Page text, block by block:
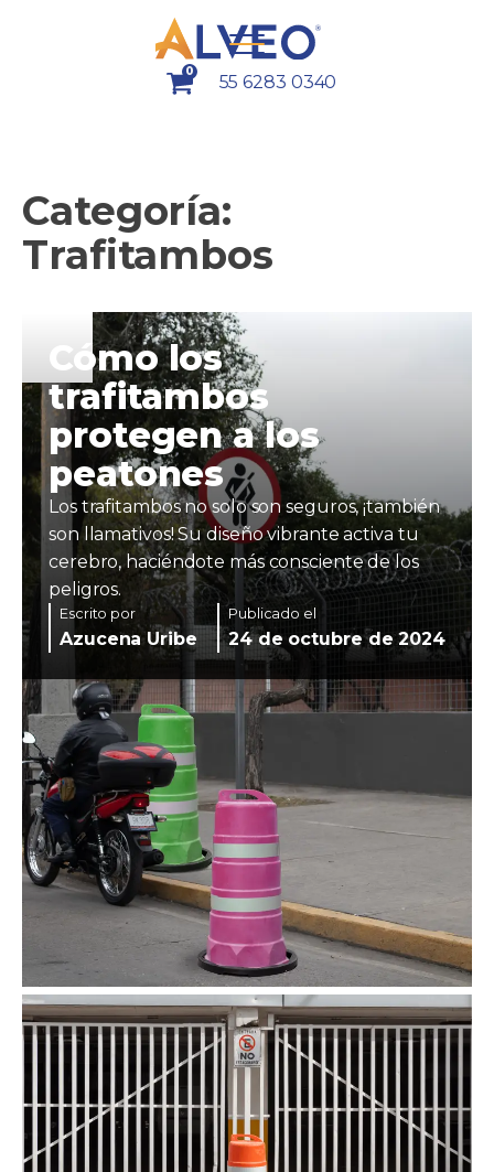
0
55 6283 0340
Categoría:
Trafitambos
Cómo los
trafitambos
protegen a los
peatones
Los trafitambos no solo son seguros, ¡también
son llamativos! Su diseño vibrante activa tu
cerebro, haciéndote más consciente de los
peligros.
Escrito por
Azucena Uribe
Publicado el
24 de octubre de 2024